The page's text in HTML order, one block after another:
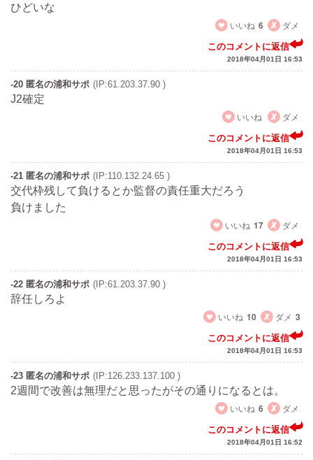
ひどいな
いいね 6 ダメ
このコメントに返信
2018年04月01日 16:53
-20 匿名の浦和サポ (IP:61.203.37.90 )
J2確定
いいね
ダメ
このコメントに返信
2018年04月01日 16:53
-21 匿名の浦和サポ (IP:110.132.24.65 )
交代枠残して負けるとか監督の責任重大だろう
負けました
いいね 17 ダメ
このコメントに返信
2018年04月01日 16:53
-22 匿名の浦和サポ (IP:61.203.37.90 )
辞任しろよ
いいね 10 ダメ 3
このコメントに返信
2018年04月01日 16:53
-23 匿名の浦和サポ (IP:126.233.137.100 )
2週間で改善は無理だと思ったがその通りになるとは。
いいね 6 ダメ
このコメントに返信
2018年04月01日 16:52